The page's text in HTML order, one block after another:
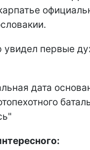
увидел первые
дата